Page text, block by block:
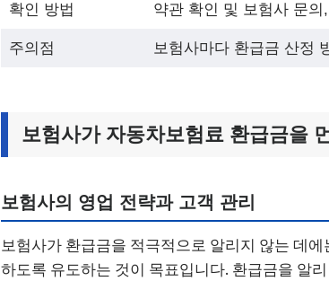
확인 방법 약관 확인 및 보험사 문
주의점 보험사마다 환급금 산정
보험사가 자동차보험료 환급금을
보험사의 영업 전략과 고객 관리
보험사가 환급금을 적극적으로 알리지 않는 데
하도록 유도하는 것이 목표입니다. 환급금을 알